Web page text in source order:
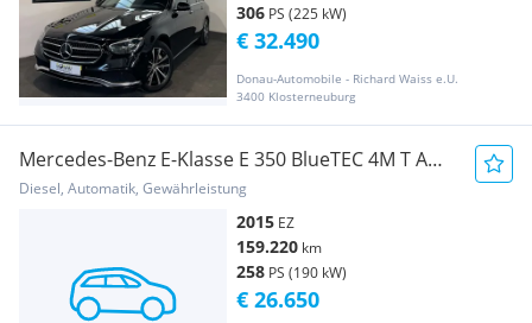
306 PS (225 kW)
Donau-Automobile - Richard Waiss e.U.
3400 Klosterneuburg
€ 32.490
Mercedes-Benz E-Klasse E 350 BlueTEC 4M T AMG
Line Stdhzg Distr+ PANO
Diesel, Automatik, Gewährleistung
2015 EZ
159.220 km
258 PS (190 kW)
€ 26.650